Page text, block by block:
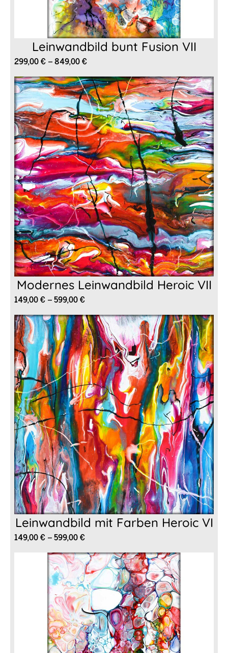
Leinwandbild bunt Fusion VII
299,00€–849,00€
bis
849,00 €
Modernes Leinwandbild Heroic VII
149,00€–599,00€
bis
599,00 €
Leinwandbild mit Farben Heroic VI
149,00€–599,00€
bis
599,00 €